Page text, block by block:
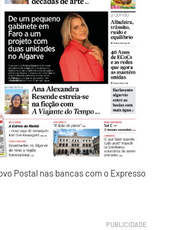
Postal nas bancas com o Expresso